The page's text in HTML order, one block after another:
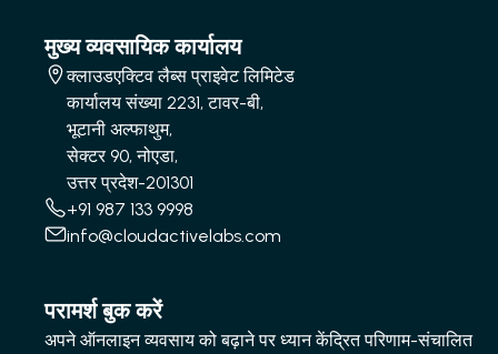
मुख्य व्यवसायिक कार्यालय
क्लाउडएक्टिव लैब्स प्राइवेट लिमिटेड
कार्यालय संख्या 2231, टावर-बी,
भूटानी अल्फाथुम,
सेक्टर 90, नोएडा,
उत्तर प्रदेश-201301
+91 987 133 9998
info@cloudactivelabs.com
परामर्श बुक करें
अपने ऑनलाइन व्यवसाय को बढ़ाने पर ध्यान केंद्रित परिणाम-संचालित